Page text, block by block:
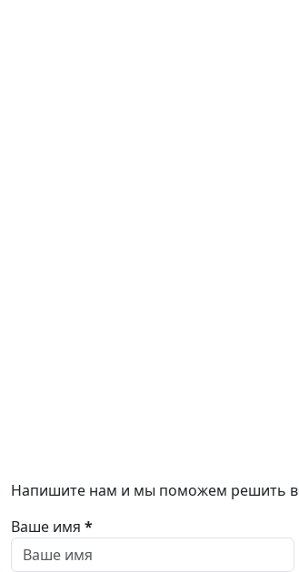
Напишите нам и мы поможем решить
Ваше имя *